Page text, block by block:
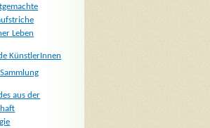
Leben
KünstlerInnen
aus der